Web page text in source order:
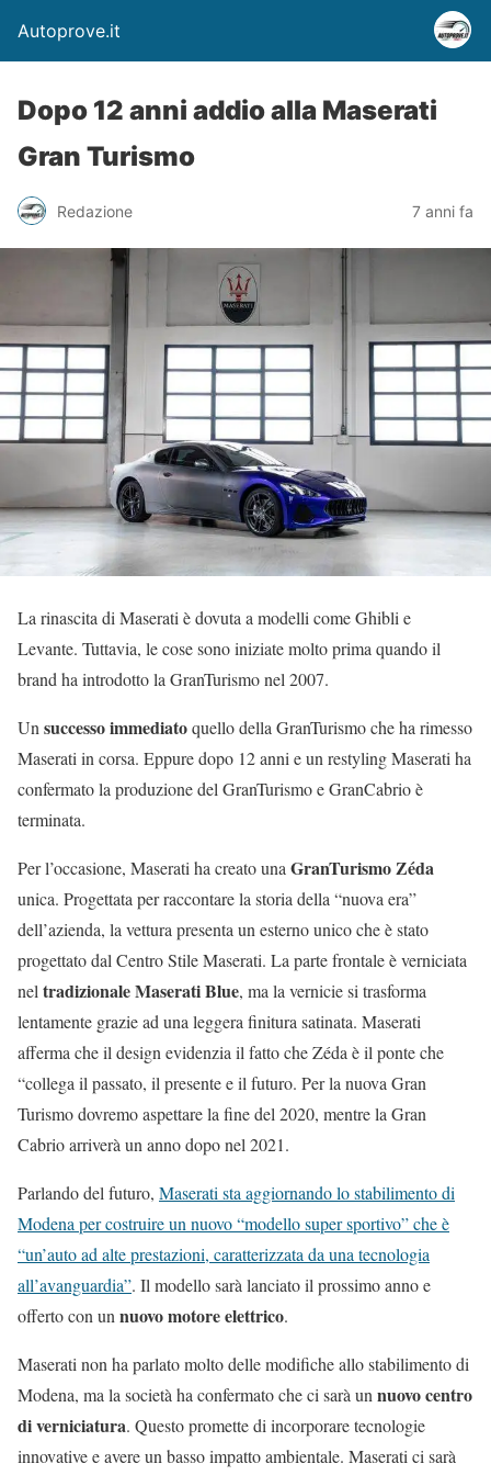
Autoprove.it
Dopo 12 anni addio alla Maserati
Gran Turismo
Redazione 7 anni fa
La rinascita di Maserati è dovuta a modelli come Ghibli e
Levante. Tuttavia, le cose sono iniziate molto prima quando il
brand ha introdotto la GranTurismo nel 2007.
Un successo immediatoquello della GranTurismo che ha rimesso
Maserati in corsa. Eppure dopo 12 anni e un restyling Maserati ha
confermato la produzione del GranTurismo e GranCabrio è
terminata.
Per l’occasione, Maserati ha creato una GranTurismo Zéda
unica. Progettata per raccontare la storia della “nuova era”
dell’azienda, la vettura presenta un esterno unico che è stato
progettato dal Centro Stile Maserati. La parte frontale è verniciata
nel tradizionale Maserati Blue, ma la vernicie si trasforma
lentamente grazie ad una leggera finitura satinata. Maserati
afferma che il design evidenzia il fatto che Zéda è il ponte che
“collega il passato, il presente e il futuro. Per la nuova Gran
Turismo dovremo aspettare la fine del 2020, mentre la Gran
Cabrio arriverà un anno dopo nel 2021.
Parlando del futuro, Maserati sta aggiornando lo stabilimento di
Modena per costruire un nuovo “modello super sportivo” che è
“un’auto ad alte prestazioni, caratterizzata da una tecnologia
all’avanguardia”. Il modello sarà lanciato il prossimo anno e
offerto con un nuovo motore elettrico.
Maserati non ha parlato molto delle modifiche allo stabilimento di
Modena, ma la società ha confermato che ci sarà un nuovo centro
di verniciatura. Questo promette di incorporare tecnologie
innovative e avere un basso impatto ambientale. Maserati ci sarà